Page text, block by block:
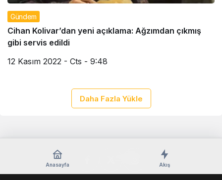
Gündem
Cihan Kolivar’dan yeni açıklama: Ağzımdan çıkmış
gibi servis edildi
12 Kasım 2022 - Cts - 9:48
Daha Fazla Yükle
Anasayfa Akış